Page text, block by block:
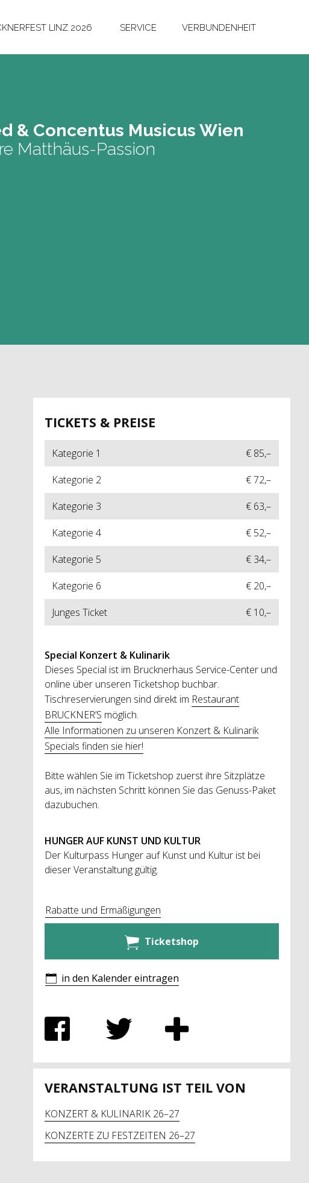
LINZ 2026 SERVICE VERBUNDENHEIT
& Con­cen­tus Mu­si­cus Wien
Matthäus-Passion
TICKETS & PREISE
Kategorie 1
€ 85,–
Kategorie 2
€ 72,–
Kategorie 3
€ 63,–
Kategorie 4
€ 52,–
Kategorie 5
€ 34,–
Kategorie 6
€ 20,–
Junges Ticket
€ 10,–
Special Konzert & Kulinarik
Dieses Special ist im Brucknerhaus Service-Center und
online über unseren Ticketshop buchbar.
Tischreservierungen sind direkt im Restaurant
BRUCKNER’S möglich.
Alle Informationen zu unseren Konzert & Kulinarik
Specials finden sie hier!
Bitte wählen Sie im Ticketshop zuerst ihre Sitzplätze
aus, im nächsten Schritt können Sie das Genuss-Paket
dazubuchen.
HUNGER AUF KUNST UND KULTUR
Der Kulturpass Hunger auf Kunst und Kultur ist bei
dieser Veranstaltung gültig.
Rabatte und Ermäßigungen
Ticketshop
in den Kalender eintragen
VERANSTALTUNG IST TEIL VON
KONZERT & KULINARIK 26–27
KONZERTE ZU FESTZEITEN 26–27